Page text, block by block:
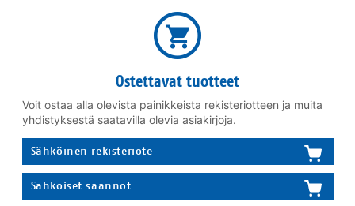
Ostettavat tuotteet
Voit ostaa alla olevista painikkeista rekisteriotteen ja muita
yhdistyksestä saatavilla olevia asiakirjoja.
Sähköinen rekisteriote
Sähköiset säännöt